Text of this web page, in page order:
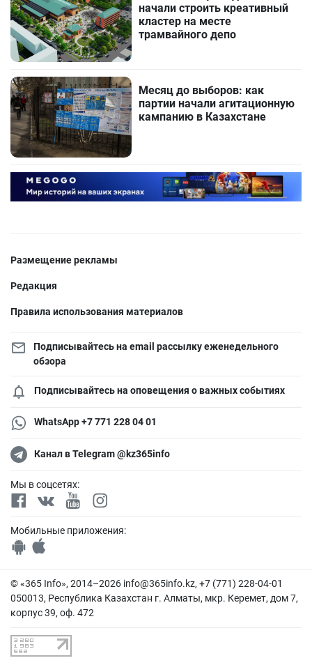
начали строить креативный
кластер на месте
трамвайного депо
Месяц до выборов: как
партии начали агитационную
кампанию в Казахстане
Размещение рекламы
Редакция
Правила использования материалов
Подписывайтесь на email рассылку еженедельного
обзора
Подписывайтесь на оповещения о важных событиях
WhatsApp +7 771 228 04 01
Канал в Telegram @kz365info
Мы в соцсетях:
Мобильные приложения:
© «365 Info», 2014–2026 info@365info.kz, +7 (771) 228-04-01
050013, Республика Казахстан г. Алматы, мкр. Керемет, дом 7,
корпус 39, оф. 472